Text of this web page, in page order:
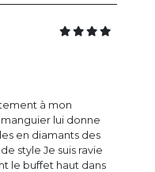
à mon
lui donne
en diamants des
style Je suis ravie
le buffet haut dans